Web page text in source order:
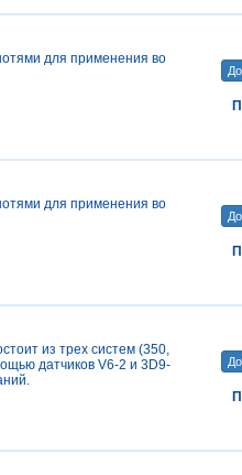
для применения во
для применения во
из трех систем (350,
датчиков V6-2 и 3D9-